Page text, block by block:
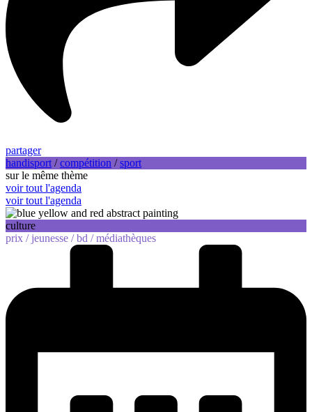
partager
handisport /compétition /sport
sur le même thème
voir tout l'agenda
voir tout l'agenda
culture
prix /jeunesse /bd /médiathèques